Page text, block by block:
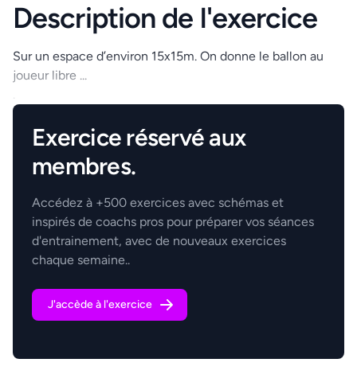
Description de l'exercice
Sur un espace d’environ 15x15m. On donne le ballon au
joueur libre ...
.
Exercice réservé aux
membres.
Accédez à +500 exercices avec schémas et
inspirés de coachs pros pour préparer vos séances
d'entrainement, avec de nouveaux exercices
chaque semaine..
J'accède à l'exercice